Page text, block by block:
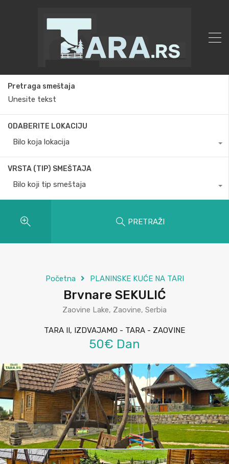
Pretraga smeštaja
ODABERITE LOKACIJU
Bilo koja lokacija
VRSTA (TIP) SMEŠTAJA
Bilo koji tip smeštaja
PRETRAŽI
Početna PLANINSKE KUĆE NA TARI
Brvnare SEKULIĆ
Zaovine Lake, Zaovine, Serbia
TARA II, IZDVAJAMO - TARA - ZAOVINE
50€ Dan